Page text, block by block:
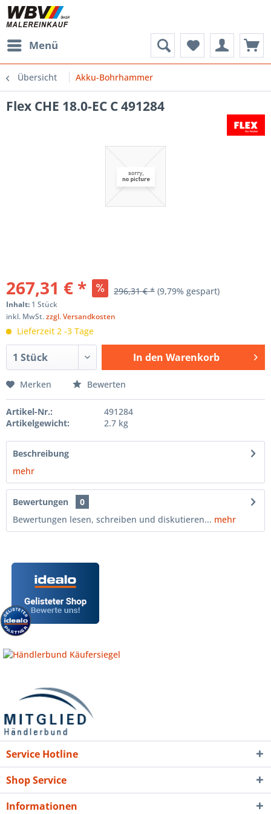
Menü
Übersicht Akku-Bohrhammer
Flex CHE 18.0-EC C 491284
267,31 € * 296,31 € * (9,79% gespart)
Inhalt: 1 Stück
inkl. MwSt.zzgl. Versandkosten
Lieferzeit 2 -3 Tage
In den Warenkorb
Merken Bewerten
Artikel-Nr.:
491284
Artikelgewicht:
2.7 kg
Beschreibung
mehr
Bewertungen
0
Bewertungen lesen, schreiben und diskutieren... mehr
Service Hotline
Shop Service
Informationen